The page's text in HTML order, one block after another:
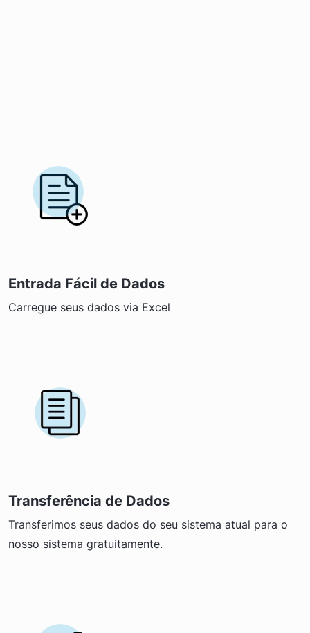
Entrada Fácil de Dados
Carregue seus dados via Excel
Transferência de Dados
Transferimos seus dados do seu sistema atual para o
nosso sistema gratuitamente.